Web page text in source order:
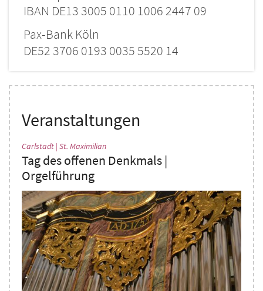
IBAN DE13 3005 0110 1006 2447 09
Pax-Bank Köln
DE52 3706 0193 0035 5520 14
Veranstaltungen
Carlstadt | St. Maximilian:
Tag des offenen Denkmals |
Orgelführung